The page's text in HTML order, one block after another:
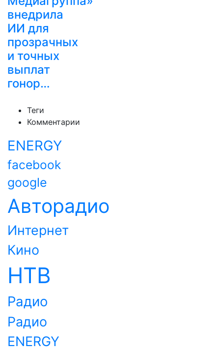
внедрила
ИИ для
прозрачных
и точных
выплат
гонор…
Теги
Комментарии
ENERGY
facebook
google
Авторадио
Интернет
Кино
НТВ
Радио
Радио
ENERGY